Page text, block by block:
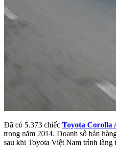
Đã có 5.373 chiếc Toyota Corolla
trong năm 2014. Doanh số bán
sau khi Toyota Việt Nam trình làng